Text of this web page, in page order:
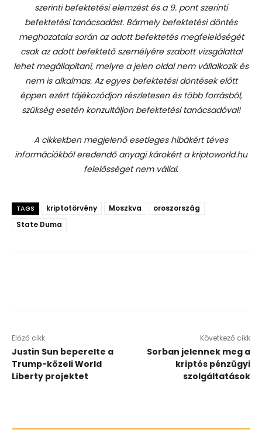
szerinti befektetési elemzést és a 9. pont szerinti
befektetési tanácsadást. Bármely befektetési döntés
meghozatala során az adott befektetés megfelelőségét
csak az adott befektető személyére szabott vizsgálattal
lehet megállapítani, melyre a jelen oldal nem vállalkozik és
nem is alkalmas. Az egyes befektetési döntések előtt
éppen ezért tájékozódjon részletesen és több forrásból,
szükség esetén konzultáljon befektetési tanácsadóval!
A cikkekben megjelenő esetleges hibákért téves
információkból eredendő anyagi károkért a kriptoworld.hu
felelősséget nem vállal.
TAGS kriptotörvény Moszkva
oroszország
State Duma
Előző cikk
Justin Sun beperelte a
Trump-közeli World
Liberty projektet
Következő cikk
Sorban jelennek meg a
kriptós pénzügyi
szolgáltatások